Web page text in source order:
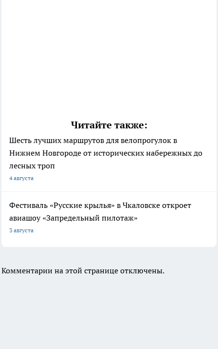
Читайте также:
Шесть лучших маршрутов для велопрогулок в
Нижнем Новгороде от исторических набережных до
лесных троп
4 августа
Фестиваль «Русские крылья» в Чкаловске откроет
авиашоу «Запредельный пилотаж»
3 августа
Комментарии на этой странице отключены.